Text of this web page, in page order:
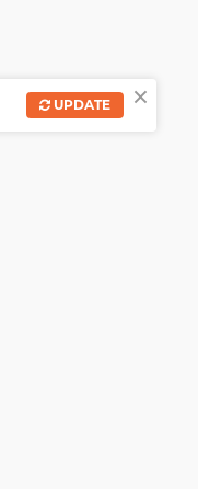
×
UPDATE